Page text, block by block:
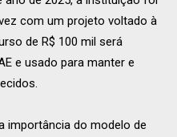
com um projeto voltado à
de R$ 100 mil será
e usado para manter e
importância do modelo de